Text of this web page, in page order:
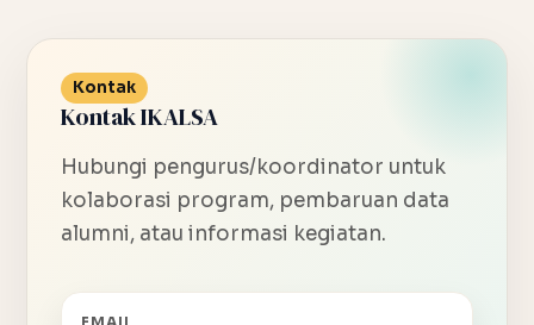
Kontak
Kontak IKALSA
Hubungi pengurus/koordinator untuk
kolaborasi program, pembaruan data
alumni, atau informasi kegiatan.